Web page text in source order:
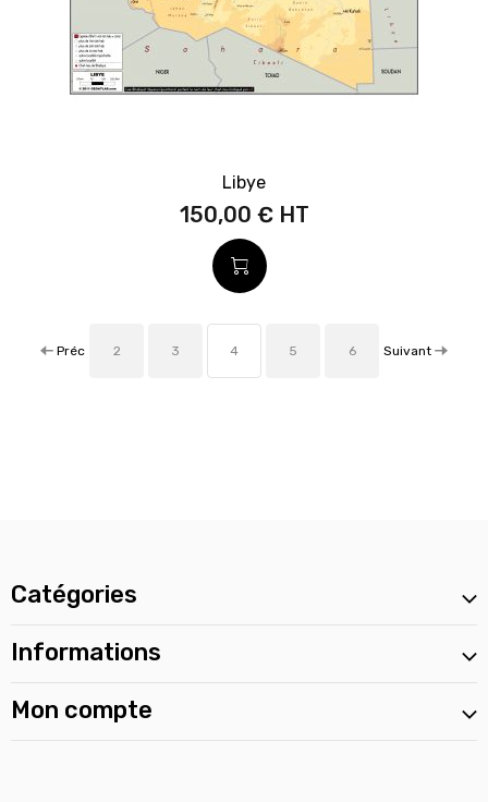
Libye
150,00 €
Préc 2 3 4 5 6 Suivant
Catégories
Informations
Mon compte